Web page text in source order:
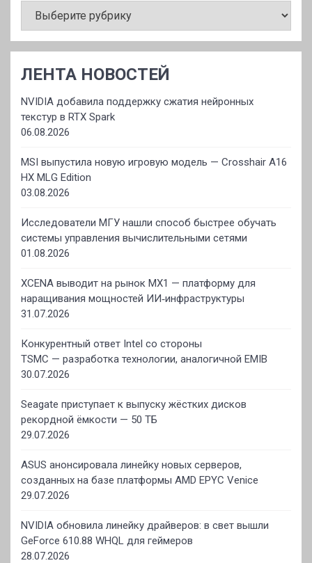
ЛЕНТА НОВОСТЕЙ
NVIDIA добавила поддержку сжатия нейронных
текстур в RTX Spark
06.08.2026
MSI выпустила новую игровую модель — Crosshair A16
HX MLG Edition
03.08.2026
Исследователи МГУ нашли способ быстрее обучать
системы управления вычислительными сетями
01.08.2026
XCENA выводит на рынок MX1 — платформу для
наращивания мощностей ИИ‑инфраструктуры
31.07.2026
Конкурентный ответ Intel со стороны
TSMC — разработка технологии, аналогичной EMIB
30.07.2026
Seagate приступает к выпуску жёстких дисков
рекордной ёмкости — 50 ТБ
29.07.2026
ASUS анонсировала линейку новых серверов,
созданных на базе платформы AMD EPYC Venice
29.07.2026
NVIDIA обновила линейку драйверов: в свет вышли
GeForce 610.88 WHQL для геймеров
28.07.2026